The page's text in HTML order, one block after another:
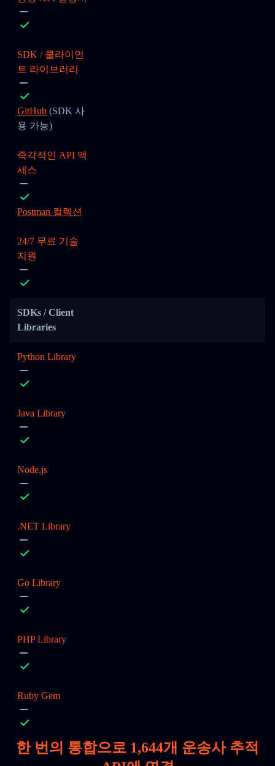
SDK / 클라이언
트 라이브러리
GitHub (SDK 사
용 가능)
즉각적인 API 액
세스
Postman 컬렉션
24/7 무료 기술
지원
SDKs / Client
Libraries
Python Library
Java Library
Node.js
.NET Library
Go Library
PHP Library
Ruby Gem
한 번의 통합으로 1,644개 운송사 추적